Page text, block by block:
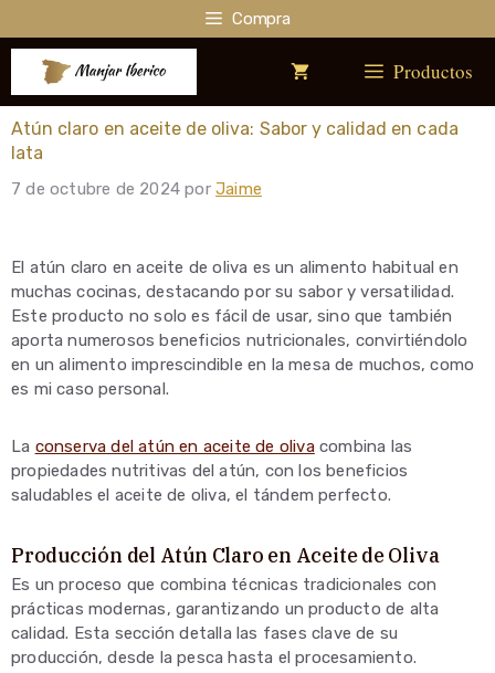
al
contenido
Compra
Productos
Atún claro en aceite de oliva: Sabor y calidad en cada
lata
7 de octubre de 2024 porJaime
El atún claro en aceite de oliva es un alimento habitual en
muchas cocinas, destacando por su sabor y versatilidad.
Este producto no solo es fácil de usar, sino que también
aporta numerosos beneficios nutricionales, convirtiéndolo
en un alimento imprescindible en la mesa de muchos, como
es mi caso personal.
La conserva del atún en aceite de olivacombina las
propiedades nutritivas del atún, con los beneficios
saludables el aceite de oliva, el tándem perfecto.
Producción del Atún Claro en Aceite de Oliva
Es un proceso que combina técnicas tradicionales con
prácticas modernas, garantizando un producto de alta
calidad. Esta sección detalla las fases clave de su
producción, desde la pesca hasta el procesamiento.